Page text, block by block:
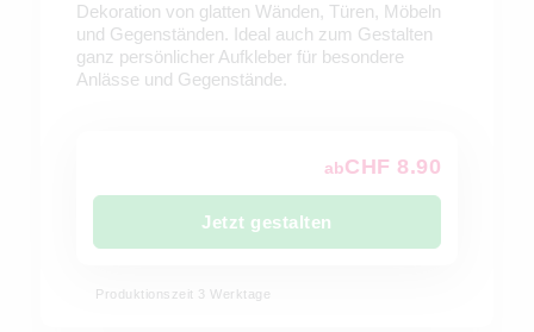
Dekoration von glatten Wänden, Türen, Möbeln
und Gegenständen. Ideal auch zum Gestalten
ganz persönlicher Aufkleber für besondere
Anlässe und Gegenstände.
abCHF 8.90
Jetzt gestalten
Produktionszeit 3 Werktage